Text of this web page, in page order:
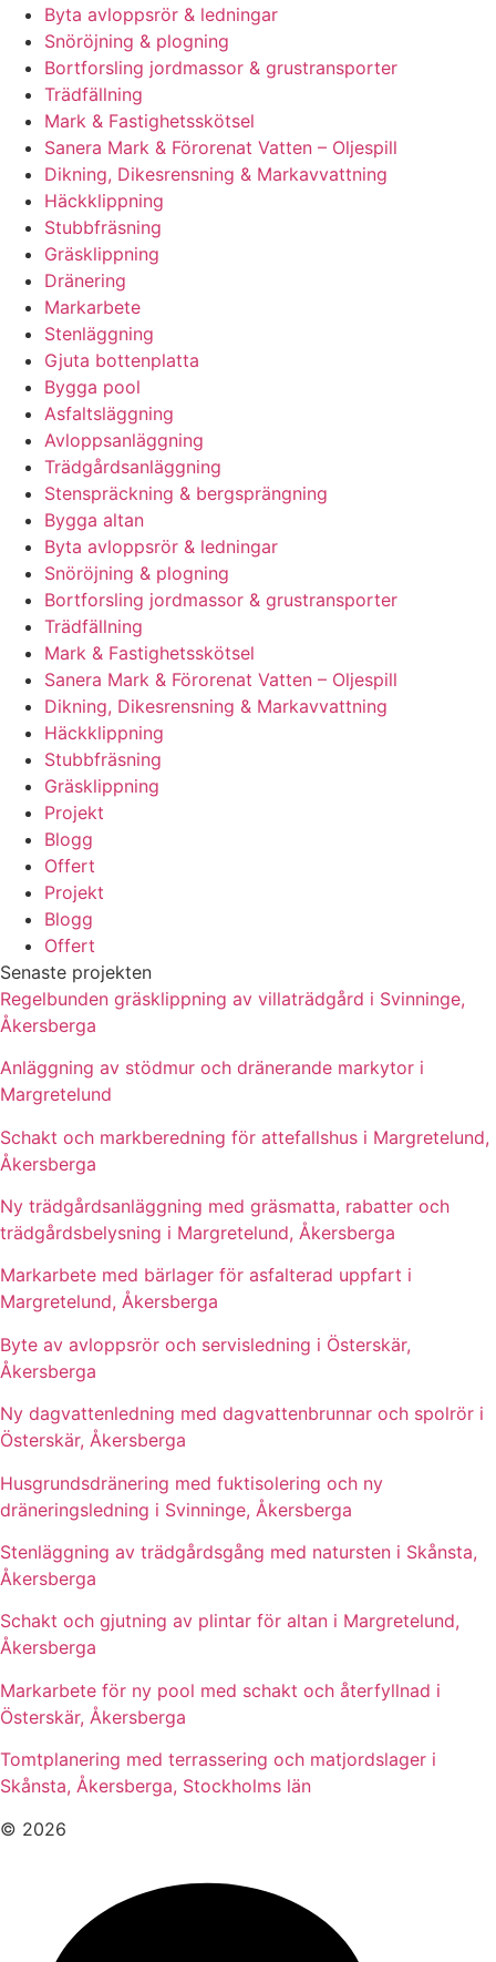
Byta avloppsrör & ledningar
Snöröjning & plogning
Bortforsling jordmassor & grustransporter
Trädfällning
Mark & Fastighetsskötsel
Sanera Mark & Förorenat Vatten – Oljespill
Dikning, Dikesrensning & Markavvattning
Häckklippning
Stubbfräsning
Gräsklippning
Dränering
Markarbete
Stenläggning
Gjuta bottenplatta
Bygga pool
Asfaltsläggning
Avloppsanläggning
Trädgårdsanläggning
Stenspräckning & bergsprängning
Bygga altan
Byta avloppsrör & ledningar
Snöröjning & plogning
Bortforsling jordmassor & grustransporter
Trädfällning
Mark & Fastighetsskötsel
Sanera Mark & Förorenat Vatten – Oljespill
Dikning, Dikesrensning & Markavvattning
Häckklippning
Stubbfräsning
Gräsklippning
Projekt
Blogg
Offert
Projekt
Blogg
Offert
Senaste projekten
Regelbunden gräsklippning av villaträdgård i Svinninge,
Åkersberga
Anläggning av stödmur och dränerande markytor i
Margretelund
Schakt och markberedning för attefallshus i Margretelund,
Åkersberga
Ny trädgårdsanläggning med gräsmatta, rabatter och
trädgårdsbelysning i Margretelund, Åkersberga
Markarbete med bärlager för asfalterad uppfart i
Margretelund, Åkersberga
Byte av avloppsrör och servisledning i Österskär,
Åkersberga
Ny dagvattenledning med dagvattenbrunnar och spolrör i
Österskär, Åkersberga
Husgrundsdränering med fuktisolering och ny
dräneringsledning i Svinninge, Åkersberga
Stenläggning av trädgårdsgång med natursten i Skånsta,
Åkersberga
Schakt och gjutning av plintar för altan i Margretelund,
Åkersberga
Markarbete för ny pool med schakt och återfyllnad i
Österskär, Åkersberga
Tomtplanering med terrassering och matjordslager i
Skånsta, Åkersberga, Stockholms län
© 2026